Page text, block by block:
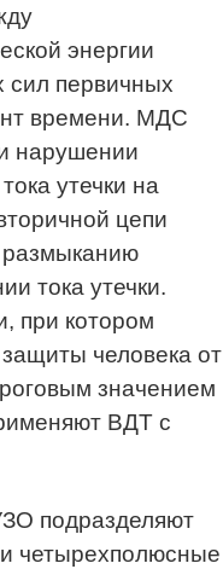
энергии
первичных
времени. МДС
нарушении
утечки на
цепи
тока утечки.
при котором
человека от
значением
ВДТ с
подразделяют
четырехполюсные